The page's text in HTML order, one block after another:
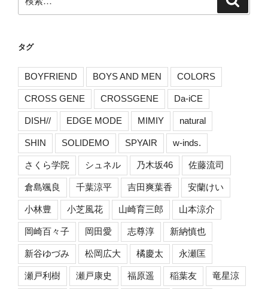
索:
タグ
BOYFRIEND BOYS AND MEN COLORS
CROSS GENE CROSSGENE Da-iCE
DISH// EDGE MODE MIMIY natural
SHIN SOLIDEMO SPYAIR w-inds.
さくら学院 シュネル 乃木坂46 佐藤流司
倉島颯良 千葉涼平 吉田爽葉香 安蘭けい
小林豊 小芝風花 山崎育三郎 山本涼介
岡崎百々子 岡田愛 志尊淳 新納慎也
新谷ゆづみ 松岡広大 橘慶太 永瀬匡
瀬戸利樹 瀬戸康史 福原遥 稲葉友 竜星涼